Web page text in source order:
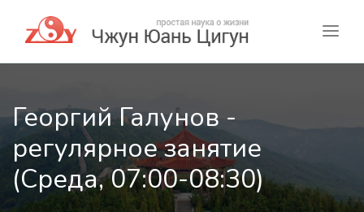
Георгий Галунов -
регулярное занятие
(Среда, 07:00-08:30)